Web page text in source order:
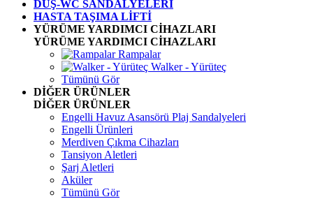
DUŞ-WC SANDALYELERİ
HASTA TAŞIMA LİFTİ
YÜRÜME YARDIMCI CİHAZLARI
YÜRÜME YARDIMCI CİHAZLARI
Rampalar
Walker - Yürüteç
Tümünü Gör
DİĞER ÜRÜNLER
DİĞER ÜRÜNLER
Engelli Havuz Asansörü Plaj Sandalyeleri
Engelli Ürünleri
Merdiven Çıkma Cihazları
Tansiyon Aletleri
Şarj Aletleri
Aküler
Tümünü Gör